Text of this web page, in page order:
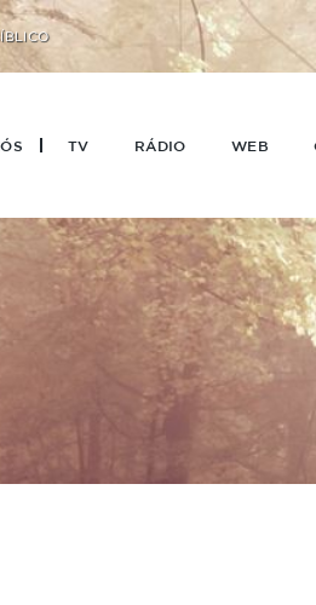
TV RÁDIO WEB